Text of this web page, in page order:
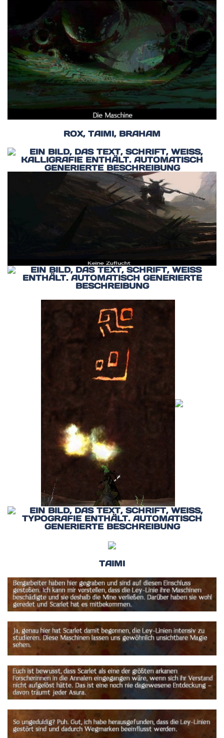
ROX, TAIMI, BRAHAM
TAIMI